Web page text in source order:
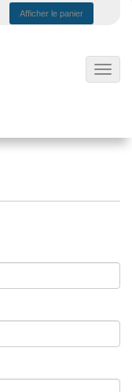
Afficher le panier
la